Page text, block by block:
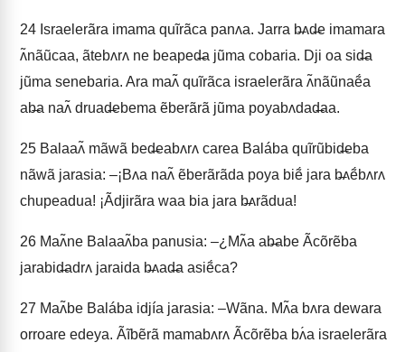
24 Israelerãra imama quĩrãca panʌa. Jarra b̶ʌd̶e imamara
ʌ̃nãũcaa, ãtebʌrʌ ne beaped̶a jũma cobaria. Dji oa sid̶a
jũma senebaria. Ara maʌ̃ quĩrãca israelerãra ʌ̃nãũnaẽ́a
ab̶a naʌ̃ druad̶ebema ẽberãrã jũma poyabʌdad̶aa.
25 Balaaʌ̃ mãwã bed̶eabʌrʌ carea Balába quĩrũbid̶eba
nãwã jarasia: –¡Bʌa naʌ̃ ẽberãrãda poya biẽ́ jara b̶ʌẽ́bʌrʌ
chupeadua! ¡Ãdjirãra waa bia jara b̶ʌrãdua!
26 Maʌ̃ne Balaaʌ̃ba panusia: –¿Mʌ̃a ab̶abe Ãcõrẽba
jarabid̶adrʌ jaraida b̶ʌad̶a asiẽ́ca?
27 Maʌ̃be Balába idjía jarasia: –Wãna. Mʌ̃a bʌra dewara
orroare edeya. Ãĩbẽrã mamabʌrʌ Ãcõrẽba bʌ́a israelerãra